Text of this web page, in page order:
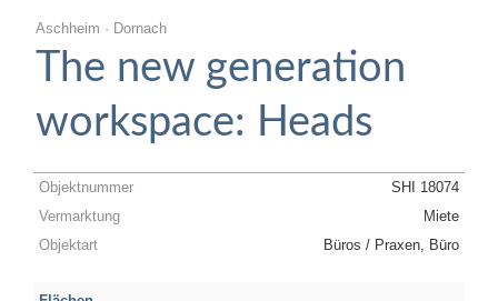
Aschheim · Dornach
The new generation
workspace: Heads
Objektnummer
SHI 18074
Vermarktung
Miete
Objektart
Büros / Praxen, Büro